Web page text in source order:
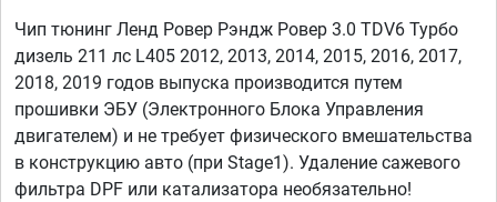
Чип тюнинг Ленд Ровер Рэндж Ровер 3.0 TDV6 Турбо
дизель 211 лс L405 2012, 2013, 2014, 2015, 2016, 2017,
2018, 2019 годов выпуска производится путем
прошивки ЭБУ (Электронного Блока Управления
двигателем) и не требует физического вмешательства
в конструкцию авто (при Stage1). Удаление сажевого
фильтра DPF или катализатора необязательно!